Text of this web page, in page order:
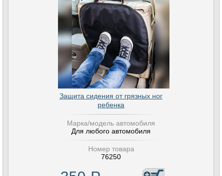
Защита сидения от грязных ног
ребенка
Марка/модель автомобиля
Для любого автомобиля
Номер товара
76250